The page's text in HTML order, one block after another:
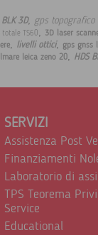
BLK 3D, gps topografico
totale TS60, 3D laser
, livelli ottici, gps gnss
leica zeno 20, HDS
SERVIZI
Assistenza Post
Finanziamenti
Laboratorio di
TPS Teorema
Service
Educational